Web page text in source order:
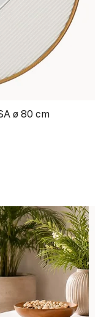
ø 80 cm